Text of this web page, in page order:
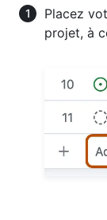
Placez
projet, à